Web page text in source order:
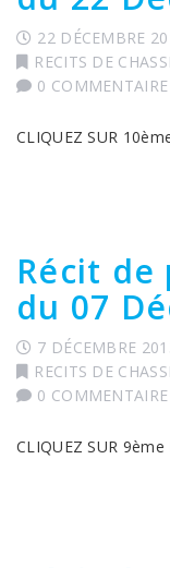
22 DÉCEMBRE
RECITS DE
0 COMMENTAIRE
CLIQUEZ SUR
Récit de
du 07
7 DÉCEMBRE
RECITS DE
0 COMMENTAIRE
CLIQUEZ SUR